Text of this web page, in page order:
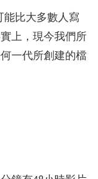
能比大多數人寫
上，現今我們所
一代所創建的檔